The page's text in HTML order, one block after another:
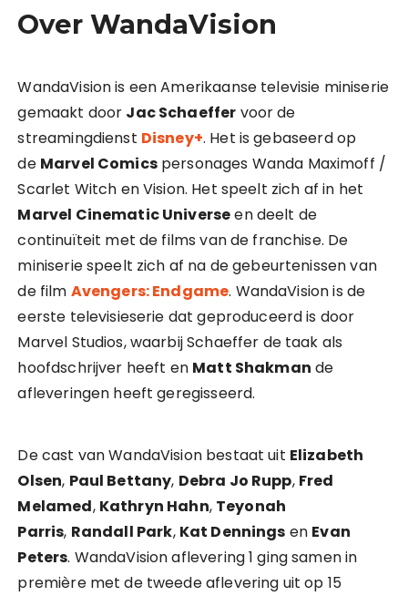
Over WandaVision
WandaVision is een Amerikaanse televisie miniserie
gemaakt door Jac Schaeffer voor de
streamingdienst Disney+. Het is gebaseerd op
de Marvel Comicspersonages Wanda Maximoff /
Scarlet Witch en Vision. Het speelt zich af in het
Marvel Cinematic Universeen deelt de
continuïteit met de films van de franchise. De
miniserie speelt zich af na de gebeurtenissen van
de film Avengers: Endgame. WandaVision is de
eerste televisieserie dat geproduceerd is door
Marvel Studios, waarbij Schaeffer de taak als
hoofdschrijver heeft en Matt Shakman de
afleveringen heeft geregisseerd.
De cast van WandaVision bestaat uit Elizabeth
Olsen, Paul Bettany, Debra Jo Rupp, Fred
Melamed, Kathryn Hahn, Teyonah
Parris, Randall Park, Kat Dennings en Evan
Peters. WandaVision aflevering 1 ging samen in
première met de tweede aflevering uit op 15